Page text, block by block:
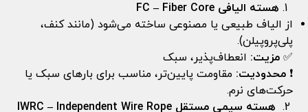
هسته الیافیFC – Fiber Core
از الیاف طبیعی یا مصنوعی ساخته می‌شود (مانند کنف،
پلی‌پروپیلن).
✅مزیت: انعطاف‌پذیر، سبک
❗محدودیت: مقاومت پایین‌تر، مناسب برای بارهای سبک یا
حرکت‌های نرم.
هسته سیمی مستقلIWRC – Independent Wire Rope